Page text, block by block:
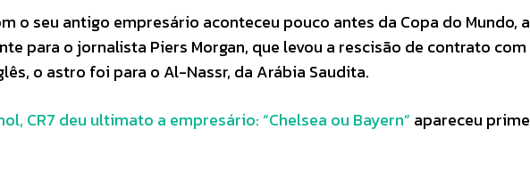
o seu antigo empresário aconteceu pouco antes da Copa do Mundo,
para o jornalista Piers Morgan, que levou a rescisão de contrato com
o astro foi para o Al-Nassr, da Arábia Saudita.
CR7 deu ultimato a empresário: “Chelsea ou Bayern” apareceu